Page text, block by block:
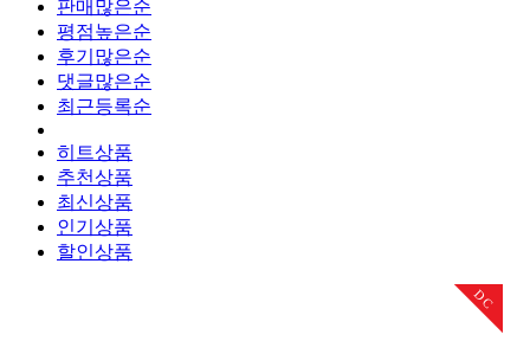
판매많은순
평점높은순
후기많은순
댓글많은순
최근등록순
히트상품
추천상품
최신상품
인기상품
할인상품
DC